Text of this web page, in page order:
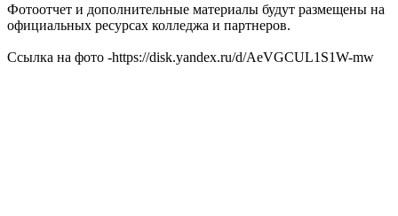
Фотоотчет и дополнительные материалы будут размещены на
официальных ресурсах колледжа и партнеров.
Ссылка на фото -https://disk.yandex.ru/d/AeVGCUL1S1W-mw